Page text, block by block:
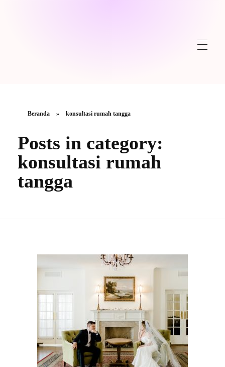
Beranda » konsultasi rumah tangga
Posts in category:
konsultasi rumah
tangga